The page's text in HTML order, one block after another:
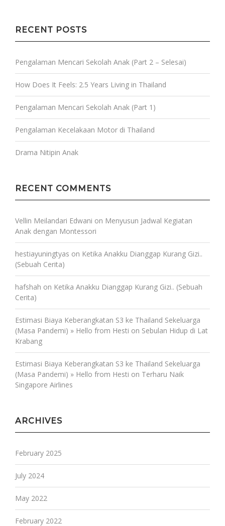
RECENT POSTS
Pengalaman Mencari Sekolah Anak (Part 2 – Selesai)
How Does It Feels: 2.5 Years Living in Thailand
Pengalaman Mencari Sekolah Anak (Part 1)
Pengalaman Kecelakaan Motor di Thailand
Drama Nitipin Anak
RECENT COMMENTS
Vellin Meilandari Edwani on Menyusun Jadwal Kegiatan
Anak dengan Montessori
hestiayuningtyas on Ketika Anakku Dianggap Kurang Gizi..
(Sebuah Cerita)
hafshah on Ketika Anakku Dianggap Kurang Gizi.. (Sebuah
Cerita)
Estimasi Biaya Keberangkatan S3 ke Thailand Sekeluarga
(Masa Pandemi) » Hello from Hesti on Sebulan Hidup di Lat
Krabang
Estimasi Biaya Keberangkatan S3 ke Thailand Sekeluarga
(Masa Pandemi) » Hello from Hesti on Terharu Naik
Singapore Airlines
ARCHIVES
February 2025
July 2024
May 2022
February 2022